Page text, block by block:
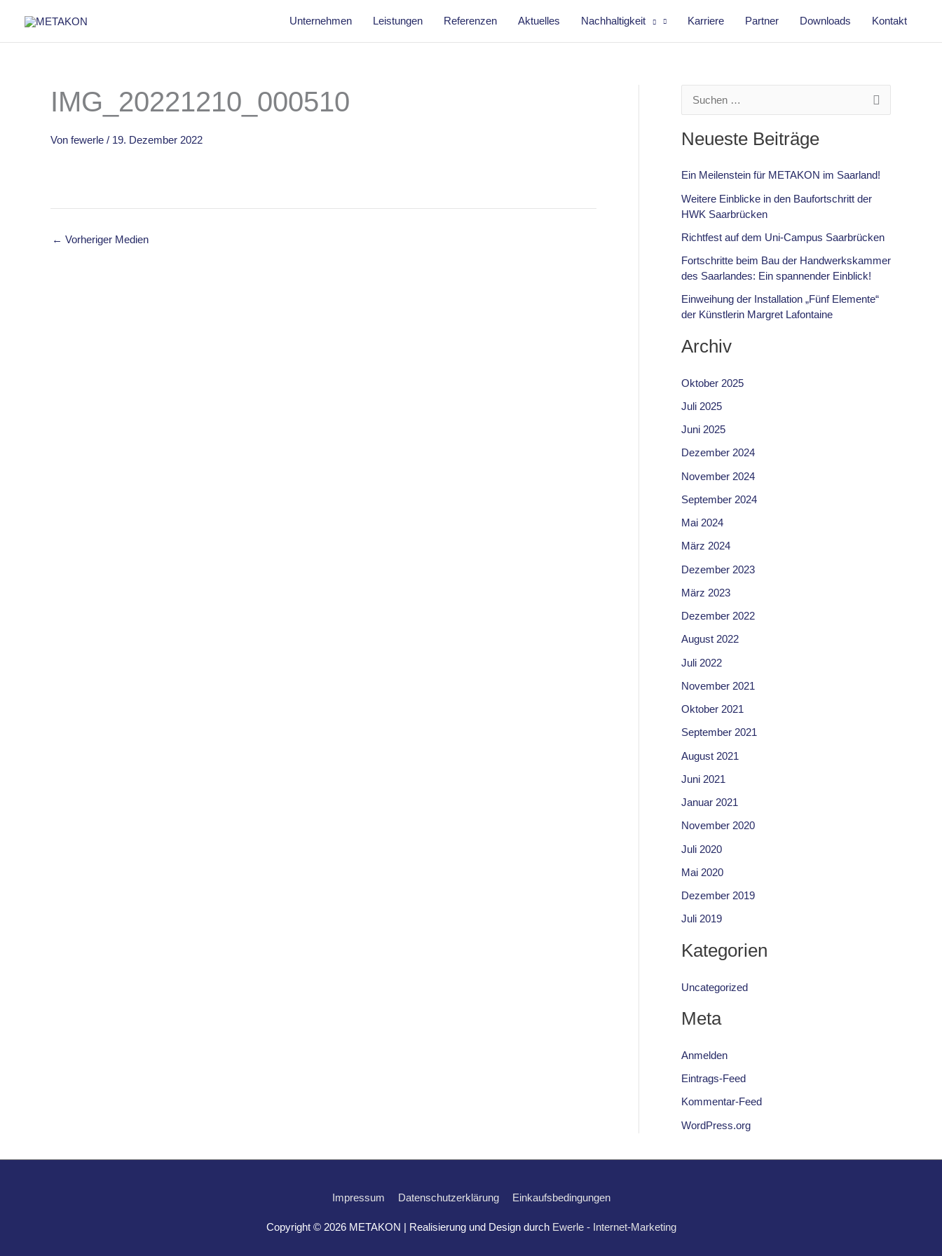
springen
Unternehmen Leistungen Referenzen Aktuelles Nachhaltigkeit Karriere Partner Downloads Kontakt
IMG_20221210_000510
Von fewerle / 19. Dezember 2022
← Vorheriger Medien
c
n
c
h
:
Neueste Beiträge
Ein Meilenstein für METAKON im Saarland!
Weitere Einblicke in den Baufortschritt der
HWK Saarbrücken
Richtfest auf dem Uni-Campus Saarbrücken
Fortschritte beim Bau der Handwerkskammer
des Saarlandes: Ein spannender Einblick!
Einweihung der Installation „Fünf Elemente“
der Künstlerin Margret Lafontaine
Archiv
Oktober 2025
Juli 2025
Juni 2025
Dezember 2024
November 2024
September 2024
Mai 2024
März 2024
Dezember 2023
März 2023
Dezember 2022
August 2022
Juli 2022
November 2021
Oktober 2021
September 2021
August 2021
Juni 2021
Januar 2021
November 2020
Juli 2020
Mai 2020
Dezember 2019
Juli 2019
Kategorien
Uncategorized
Meta
Anmelden
Eintrags-Feed
Kommentar-Feed
WordPress.org
Impressum Datenschutzerklärung Einkaufsbedingungen
Copyright © 2026 METAKON | Realisierung und Design durch Ewerle - Internet-Marketing